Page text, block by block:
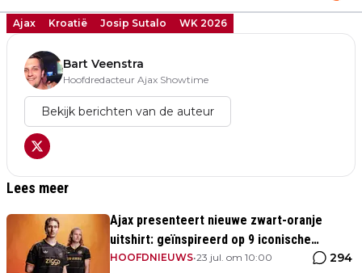
Ajax Kroatië Josip Sutalo WK 2026
Bart Veenstra
Hoofdredacteur Ajax Showtime
Bekijk berichten van de auteur
Lees meer
Ajax presenteert nieuwe zwart-oranje
uitshirt: geïnspireerd op 9 iconische
momenten uit clubhistorie
HOOFDNIEUWS•23 jul. om 10:00 294